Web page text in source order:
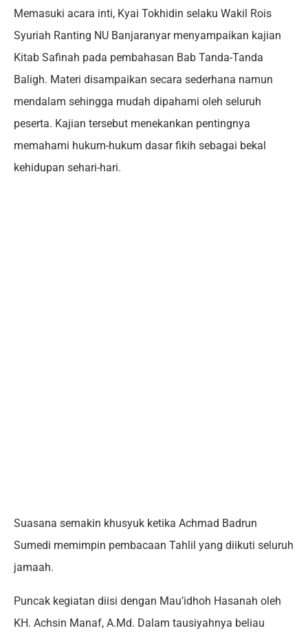
Memasuki acara inti, Kyai Tokhidin selaku Wakil Rois
Syuriah Ranting NU Banjaranyar menyampaikan kajian
Kitab Safinah pada pembahasan Bab Tanda-Tanda
Baligh. Materi disampaikan secara sederhana namun
mendalam sehingga mudah dipahami oleh seluruh
peserta. Kajian tersebut menekankan pentingnya
memahami hukum-hukum dasar fikih sebagai bekal
kehidupan sehari-hari.
Suasana semakin khusyuk ketika Achmad Badrun
Sumedi memimpin pembacaan Tahlil yang diikuti seluruh
jamaah.
Puncak kegiatan diisi dengan Mau’idhoh Hasanah oleh
KH. Achsin Manaf, A.Md. Dalam tausiyahnya beliau